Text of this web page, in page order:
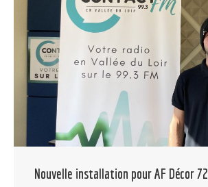
Nouvelle installation pour AF Décor 72